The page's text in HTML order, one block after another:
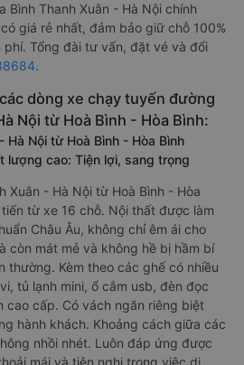
Bình Thanh Xuân - Hà Nội chính
giá rẻ nhất, đảm bảo giữ chỗ 100%
Tổng đài tư vấn, đặt vé và đổi
.
dòng xe chạy tuyến đường
Nội từ Hoà Bình - Hòa Bình:
Hà Nội từ Hoà Bình - Hòa Bình
lượng cao: Tiện lợi, sang trọng
Xuân - Hà Nội từ Hoà Bình - Hòa
từ xe 16 chỗ. Nội thất được làm
Châu Âu, không chỉ êm ái cho
còn mát mẻ và không hề bị hầm bí
thường. Kèm theo các ghế có nhiều
tủ lạnh mini, ổ cắm usb, đèn đọc
cao cấp. Có vách ngăn riêng biệt
hành khách. Khoảng cách giữa các
nhồi nhét. Luôn đáp ứng được
mái và tiện nghi trong việc di